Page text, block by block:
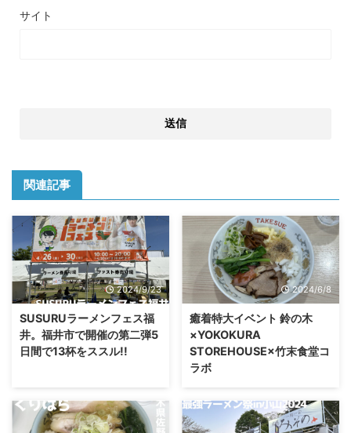
サイト
関連記事
2024/9/23
SUSURUラーメンフェス福
井。福井市で開催の第二弾5
日間で13杯をススル!!
2024/6/8
癒着特大イベント 鈴の木
×YOKOKURA
STOREHOUSE×竹末食堂コ
ラボ